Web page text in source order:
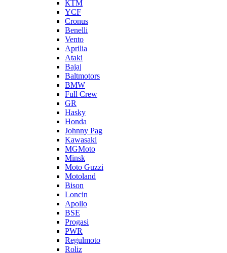
КТМ
YCF
Cronus
Benelli
Vento
Aprilia
Ataki
Bajaj
Baltmotors
BMW
Full Crew
GR
Hasky
Honda
Johnny Pag
Kawasaki
MGMoto
Minsk
Moto Guzzi
Motoland
Bison
Loncin
Apollo
BSE
Progasi
PWR
Regulmoto
Roliz